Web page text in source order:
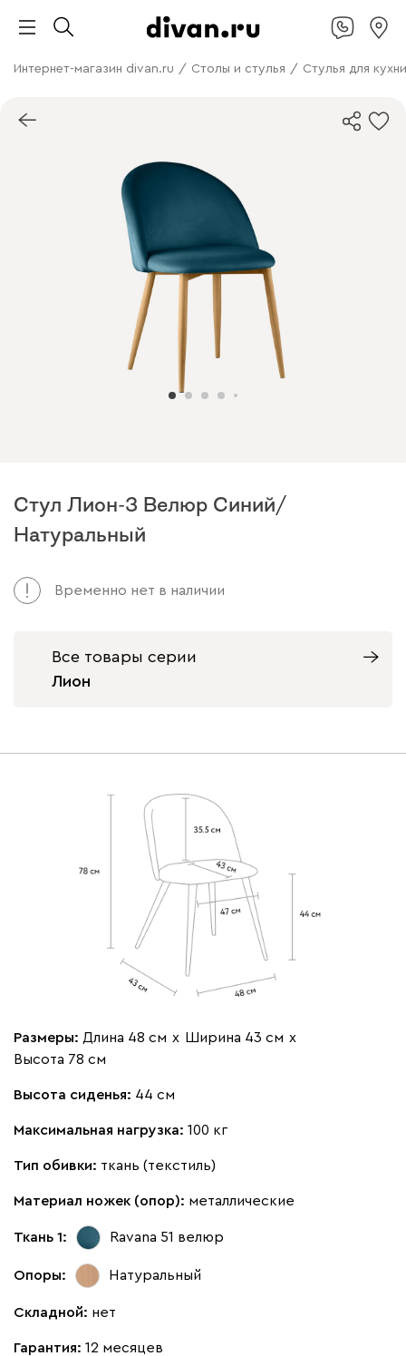
Интернет-магазин divan.ru / Столы и стулья / Стулья для кухни
Стул Лион-3 Велюр Синий/
Натуральный
Арт. 226352
Временно нет в наличии
Все товары серии
Лион
Размеры: Длина 48 см х Ширина 43 см х
Высота 78 см
Высота сиденья: 44 см
Максимальная нагрузка: 100 кг
Тип обивки: ткань (текстиль)
Материал ножек (опор): металлические
Ткань 1: Ravana 51 велюр
Опоры: Натуральный
Складной: нет
Гарантия: 12 месяцев